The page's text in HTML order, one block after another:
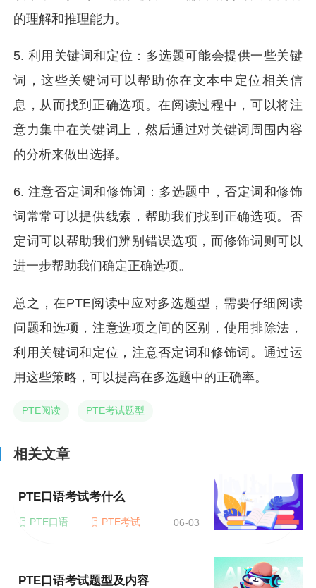
的理解和推理能力。
5. 利用关键词和定位：多选题可能会提供一些关键
词，这些关键词可以帮助你在文本中定位相关信
息，从而找到正确选项。在阅读过程中，可以将注
意力集中在关键词上，然后通过对关键词周围内容
的分析来做出选择。
6. 注意否定词和修饰词：多选题中，否定词和修饰
词常常可以提供线索，帮助我们找到正确选项。否
定词可以帮助我们辨别错误选项，而修饰词则可以
进一步帮助我们确定正确选项。
总之，在PTE阅读中应对多选题型，需要仔细阅读
问题和选项，注意选项之间的区别，使用排除法，
利用关键词和定位，注意否定词和修饰词。通过运
用这些策略，可以提高在多选题中的正确率。
PTE阅读 PTE考试题型
相关文章
PTE口语考试考什么
PTE口语 PTE考试题型 06-03
PTE口语考试题型及内容